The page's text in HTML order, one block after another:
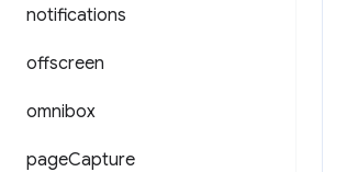
notifications
offscreen
omnibox
pageCapture